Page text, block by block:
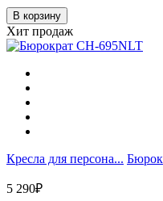
В корзину
Хит продаж
Кресла для персона...
5 290₽